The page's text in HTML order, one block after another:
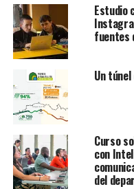
Estudio
fuentes
Un
Curso
con
del